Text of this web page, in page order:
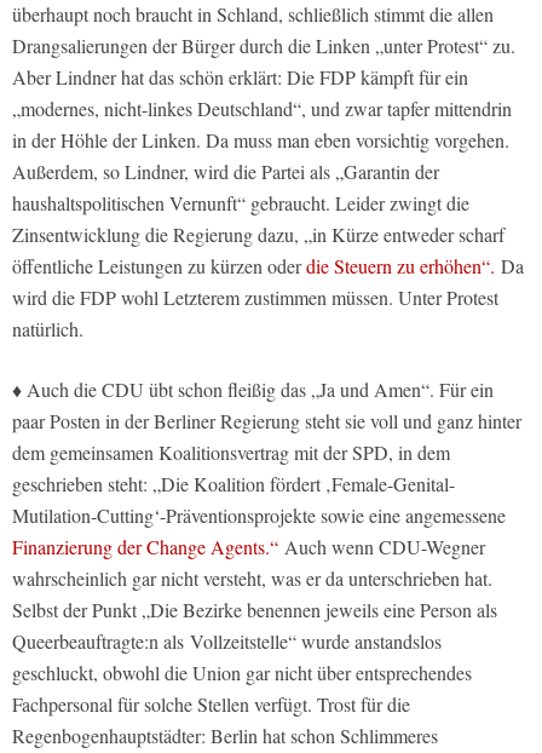
überhaupt noch braucht in Schland, schließlich stimmt die allen
Drangsalierungen der Bürger durch die Linken „unter Protest“ zu.
Aber Lindner hat das schön erklärt: Die FDP kämpft für ein
„modernes, nicht-linkes Deutschland“, und zwar tapfer mittendrin
in der Höhle der Linken. Da muss man eben vorsichtig vorgehen.
Außerdem, so Lindner, wird die Partei als „Garantin der
haushaltspolitischen Vernunft“ gebraucht. Leider zwingt die
Zinsentwicklung die Regierung dazu, „in Kürze entweder scharf
öffentliche Leistungen zu kürzen oderdie Steuern zu erhöhen“. Da
wird die FDP wohl Letzterem zustimmen müssen. Unter Protest
natürlich.
♦ Auch die CDU übt schon fleißig das „Ja und Amen“. Für ein
paar Posten in der Berliner Regierung steht sie voll und ganz hinter
dem gemeinsamen Koalitionsvertrag mit der SPD, in dem
geschrieben steht: „Die Koalition fördert ‚Female-Genital-
Mutilation-Cutting‘-Präventionsprojekte sowie eine angemessene
Finanzierung der Change Agents.“ Auch wenn CDU-Wegner
wahrscheinlich gar nicht versteht, was er da unterschrieben hat.
Selbst der Punkt „Die Bezirke benennen jeweils eine Person als
Queerbeauftragte:n als Vollzeitstelle“ wurde anstandslos
geschluckt, obwohl die Union gar nicht über entsprechendes
Fachpersonal für solche Stellen verfügt. Trost für die
Regenbogenhauptstädter: Berlin hat schon Schlimmeres